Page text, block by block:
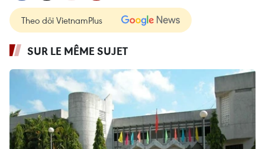
Theo dõi VietnamPlus
SUR LE MÊME SUJET